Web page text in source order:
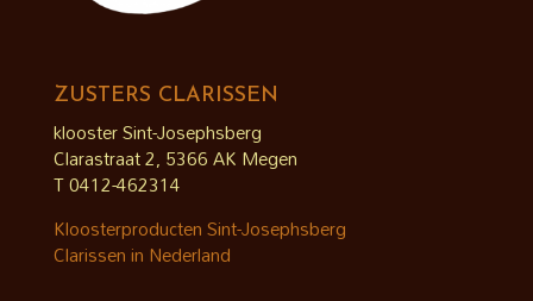
ZUSTERS CLARISSEN
klooster Sint-Josephsberg
Clarastraat 2, 5366 AK Megen
T 0412-462314
Kloosterproducten Sint-Josephsberg
Clarissen in Nederland